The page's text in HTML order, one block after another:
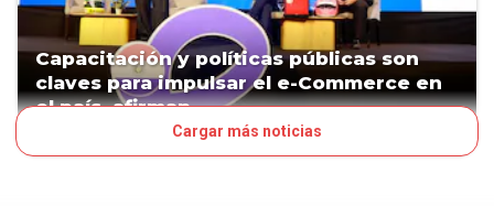
Capacitación y políticas públicas son
claves para impulsar el e-Commerce en
el país, afirman
Cargar más noticias